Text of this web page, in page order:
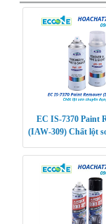
EC IS-7370 Paint
(IAW-309) Chất lột